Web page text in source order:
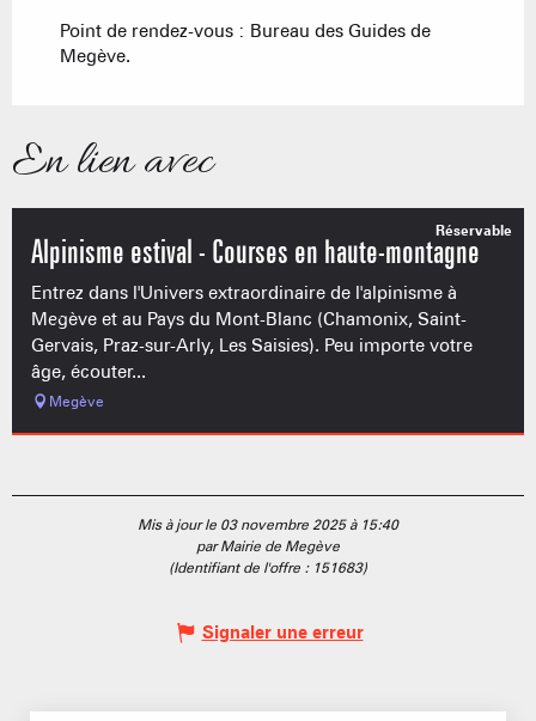
Point de rendez-vous : Bureau des Guides de
Megève.
En lien avec
Alpinisme estival - Courses en haute-montagne
Entrez dans l'Univers extraordinaire de l'alpinisme à
Megève et au Pays du Mont-Blanc (Chamonix, Saint-
Gervais, Praz-sur-Arly, Les Saisies). Peu importe votre
âge, écouter...
Megève
Réservable
Mis à jour le 03 novembre 2025 à 15:40
par Mairie de Megève
(Identifiant de l'offre : 151683)
Signaler une erreur